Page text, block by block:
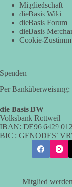
Mitgliedschaft
dieBasis Wiki
dieBasis Forum
dieBasis
Cookie-
Spenden
Per Banküberweisung:
die Basis BW
Volksbank Rottweil
IBAN: DE96 6429
BIC :
Mitglied werden